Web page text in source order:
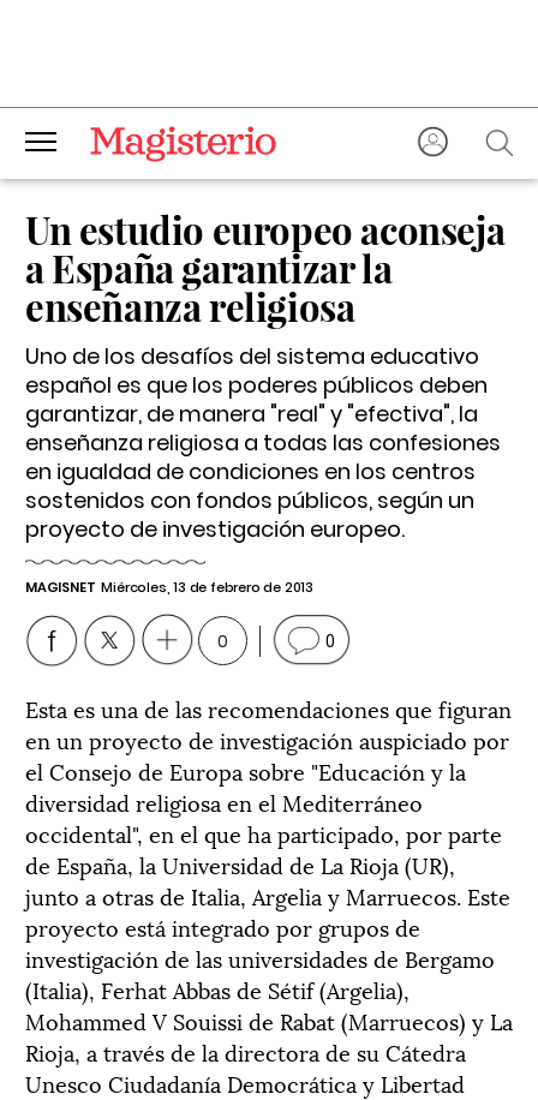
Un estudio europeo aconseja
a España garantizar la
enseñanza religiosa
Uno de los desafíos del sistema educativo
español es que los poderes públicos deben
garantizar, de manera "real" y "efectiva", la
enseñanza religiosa a todas las confesiones
en igualdad de condiciones en los centros
sostenidos con fondos públicos, según un
proyecto de investigación europeo.
MAGISNET Miércoles, 13 de febrero de 2013
0 0
Esta es una de las recomendaciones que figuran
en un proyecto de investigación auspiciado por
el Consejo de Europa sobre "Educación y la
diversidad religiosa en el Mediterráneo
occidental", en el que ha participado, por parte
de España, la Universidad de La Rioja (UR),
junto a otras de Italia, Argelia y Marruecos. Este
proyecto está integrado por grupos de
investigación de las universidades de Bergamo
(Italia), Ferhat Abbas de Sétif (Argelia),
Mohammed V Souissi de Rabat (Marruecos) y La
Rioja, a través de la directora de su Cátedra
Unesco Ciudadanía Democrática y Libertad